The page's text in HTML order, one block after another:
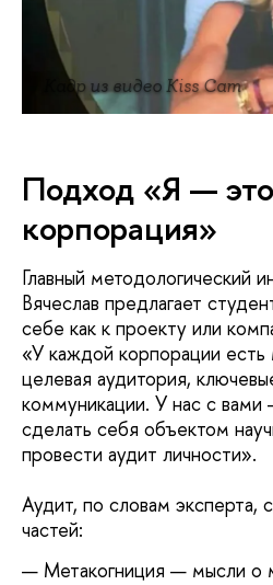
Кадр из видео Kiss Cam
Подход «Я — это
корпорация»
Главный методологический
Вячеслав предлагает
себе как к проекту или
«У каждой корпорации есть
целевая аудитория,
коммуникации. У нас с
сделать себя объектом
провести аудит личности».
Аудит, по словам эксперта,
частей:
Метакогниция — мысли о